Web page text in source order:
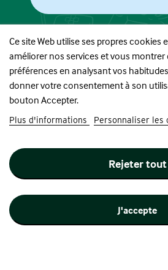
À PROPOS
SUIVEZ-NOUS
Ce site Web utilise ses propres cookies
améliorer nos services et vous montrer
préférences en analysant vos
donner votre consentement à son
bouton Accepter.
Plus d'informations Personnaliser les
Rejeter tout
J'accepte
Site réalisé par